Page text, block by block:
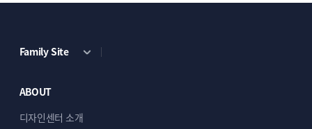
Family Site
ABOUT
디자인센터 소개